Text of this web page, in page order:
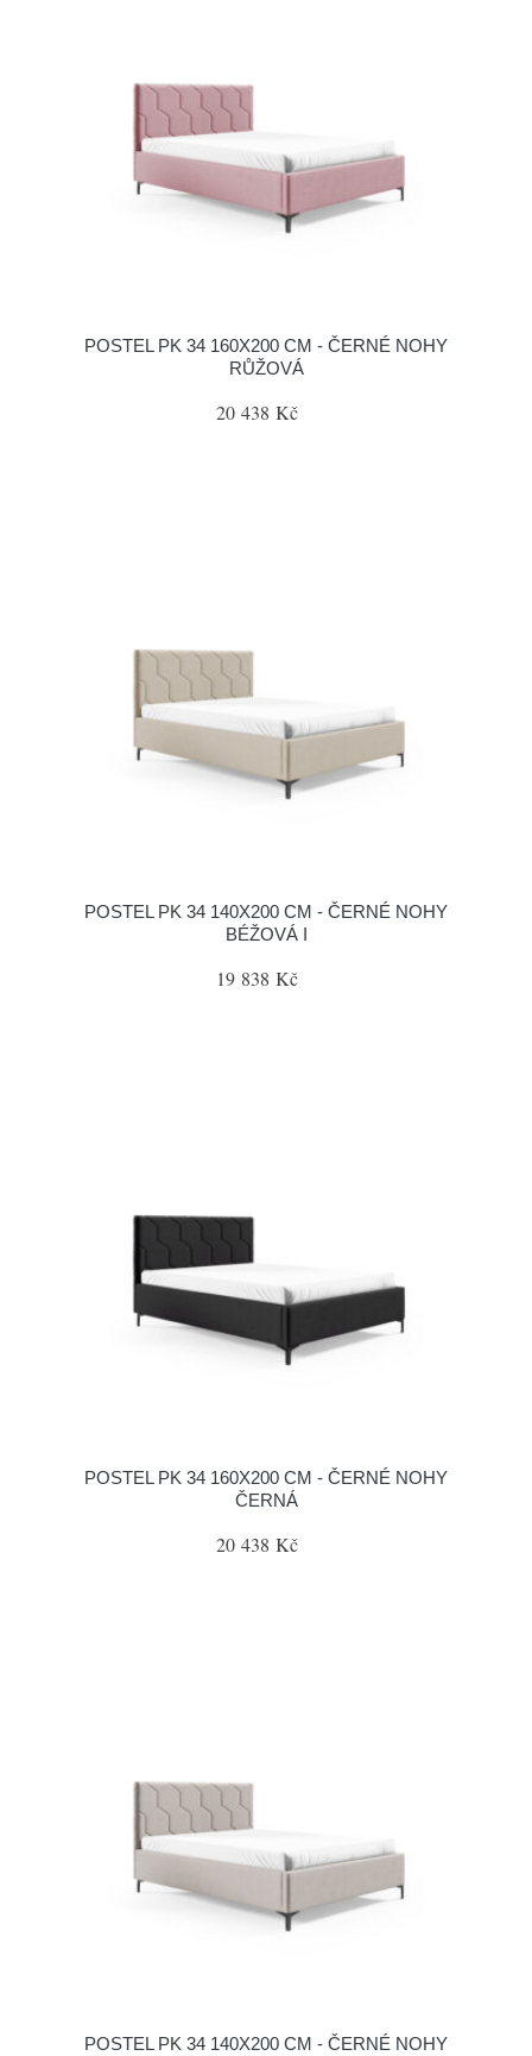
POSTEL PK 34 160X200 CM - ČERNÉ NOHY
RŮŽOVÁ
20 438 Kč
POSTEL PK 34 140X200 CM - ČERNÉ NOHY
BÉŽOVÁ I
19 838 Kč
POSTEL PK 34 160X200 CM - ČERNÉ NOHY
ČERNÁ
20 438 Kč
POSTEL PK 34 140X200 CM - ČERNÉ NOHY